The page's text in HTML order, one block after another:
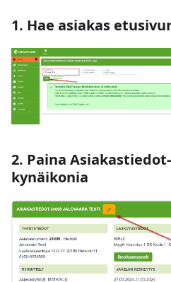
1. Hae asiakas
2. Paina
kynäikonia